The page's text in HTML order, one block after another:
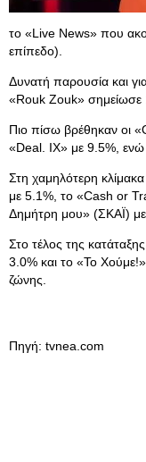
το «Live News» που
επίπεδο).
Δυνατή παρουσία και
«Rouk Zouk» σημείωσε
Πιο πίσω βρέθηκαν οι
«Deal. IX» με 9.5%, ενώ
Στη χαμηλότερη
με 5.1%, το «Cash or
Δημήτρη μου» (ΣΚΑΪ)
Στο τέλος της
3.0% και το «Το
ζώνης.
Πηγή: tvnea.com